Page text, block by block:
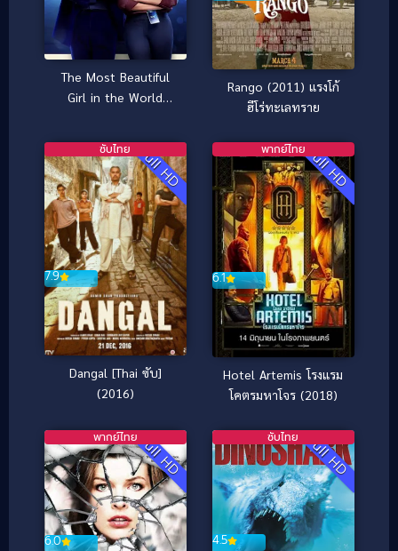
The Most Beautiful
Girl in the World
Rango (2011) แรงโก้
ฮีโร่ทะเลทราย
Full HD
7.9
ซับไทย
Dangal [Thai ซับ]
(2016)
Full HD
6.1
พากย์ไทย
Hotel Artemis โรงแรม
โคตรมหาโจร (2018)
Full HD
6.0
พากย์ไทย Full HD
4.5
ซับไทย